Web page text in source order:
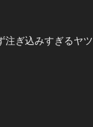
注ぎ込みすぎるヤツ